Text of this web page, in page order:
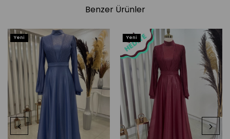
Benzer Ürünler
Yeni
Ürün
Yeni
Ürün